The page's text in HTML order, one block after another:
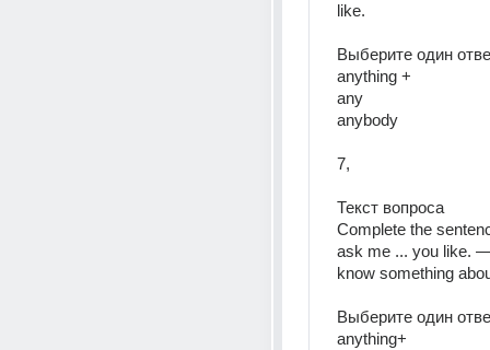
like.
Выберите один
anything +
any
anybody
7,
Текст вопроса
Complete the
ask me ... you like.
know something
Выберите один
anything+